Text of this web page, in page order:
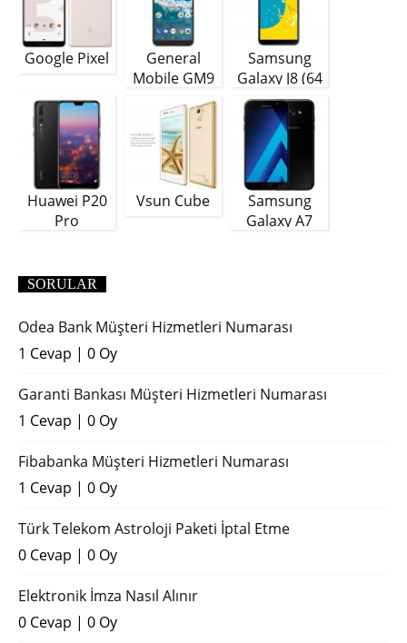
Google Pixel
General
Mobile GM9
Samsung
Galaxy J8 (64
GB)
Huawei P20
Pro
Vsun Cube
Samsung
Galaxy A7
SORULAR
Odea Bank Müşteri Hizmetleri Numarası
1 Cevap | 0 Oy
Garanti Bankası Müşteri Hizmetleri Numarası
1 Cevap | 0 Oy
Fibabanka Müşteri Hizmetleri Numarası
1 Cevap | 0 Oy
Türk Telekom Astroloji Paketi İptal Etme
0 Cevap | 0 Oy
Elektronik İmza Nasıl Alınır
0 Cevap | 0 Oy